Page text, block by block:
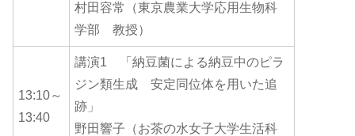
村田容常（東京農業大学応用生物科
学部 教授）
13:10～
13:40
講演1 「納豆菌による納豆中のピラ
ジン類生成 安定同位体を用いた追
跡」
野田響子（お茶の水女子大学生活科